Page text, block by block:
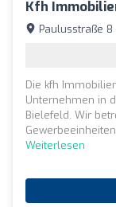
Kfh
Paulusstraße
Die kfh
Unternehmen in
Bielefeld. Wir
Weiterlesen